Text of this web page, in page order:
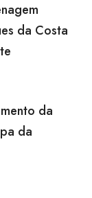
da Costa
da
da